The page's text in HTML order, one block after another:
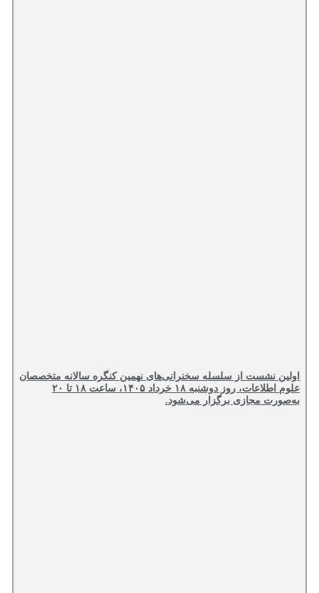
اولین نشست از سلسله سخنرانی‌های نهمین کنگره سالانه متخصصان
علوم اطلاعات، روز دوشنبه ۱۸ خرداد ۱۴۰۵، ساعت ۱۸ تا ۲۰
به‌صورت مجازی برگزار می‌شود.